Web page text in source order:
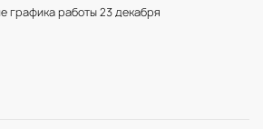
графика работы 23 декабря